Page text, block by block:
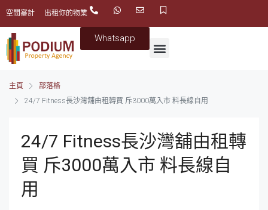
空間審計 出租你的物業
Whatsapp
主頁
部落格
24/7 Fitness長沙灣舖由租轉買 斥3000萬入市 料長線自用
24/7 Fitness長沙灣舖由租轉
買 斥3000萬入市 料長線自
用